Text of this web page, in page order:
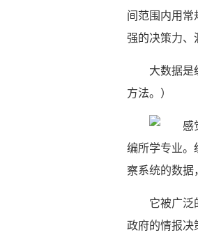
间范围内用常
强的决策力、
大数据是
方法。）
编所学专业。
察系统的数据
它被广泛
政府的情报决